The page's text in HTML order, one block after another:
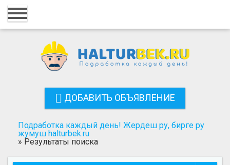
Главная
Регистрация
Добавить объявление
Поиск
ДОБАВИТЬ ОБЪЯВЛЕНИЕ
Подработка каждый день! Жердеш ру, бирге ру
жумуш halturbek.ru
» Результаты поиска